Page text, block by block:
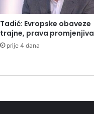
Tadić: Evropske obaveze
trajne, prava promjenjiva
prije 4 dana